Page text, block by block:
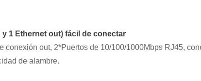
1 Ethernet out) fácil de conectar
conexión out, 2*Puertos de 10/100/1000Mbps RJ45,
de alambre.